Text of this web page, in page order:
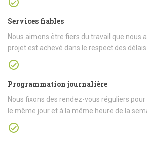
Services fiables
Nous aimons être fiers du travail que nous
projet est achevé dans le respect des
Programmation journalière
Nous fixons des rendez-vous réguliers
le même jour et à la même heure de la